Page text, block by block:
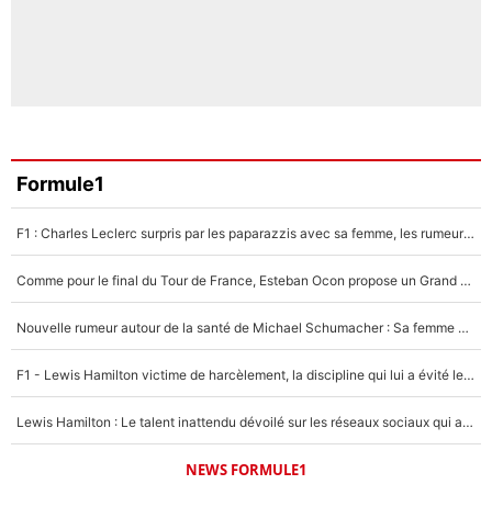
Formule1
F1 : Charles Leclerc surpris par les paparazzis avec sa femme, les rumeurs étaient vraies !
Comme pour le final du Tour de France, Esteban Ocon propose un Grand Prix de Formule 1 à Paris : «Autour de l’Arc de Triomphe, ce serait génial» !
Nouvelle rumeur autour de la santé de Michael Schumacher : Sa femme Corinna sort du silence
F1 - Lewis Hamilton victime de harcèlement, la discipline qui lui a évité le pire : «J'aurais probablement mal tourné»
Lewis Hamilton : Le talent inattendu dévoilé sur les réseaux sociaux qui a impressionné Kim Kardashian pendant leurs vacances en amoureux !
NEWS FORMULE1